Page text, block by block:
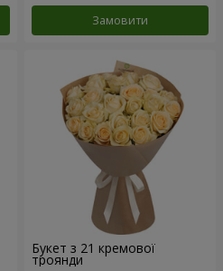
Замовити
Букет з 21 кремової
троянди